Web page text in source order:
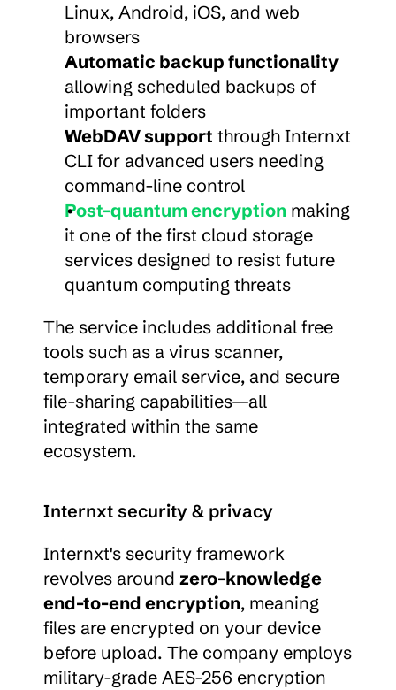
Linux, Android, iOS, and web
browsers
Automatic backup functionality
allowing scheduled backups of
important folders
WebDAV support through Internxt
CLI for advanced users needing
command-line control
Post-quantum encryption making
it one of the first cloud storage
services designed to resist future
quantum computing threats
The service includes additional free
tools such as a virus scanner,
temporary email service, and secure
file-sharing capabilities—all
integrated within the same
ecosystem.
Internxt security & privacy
Internxt's security framework
revolves around zero-knowledge
end-to-end encryption, meaning
files are encrypted on your device
before upload. The company employs
military-grade AES-256 encryption